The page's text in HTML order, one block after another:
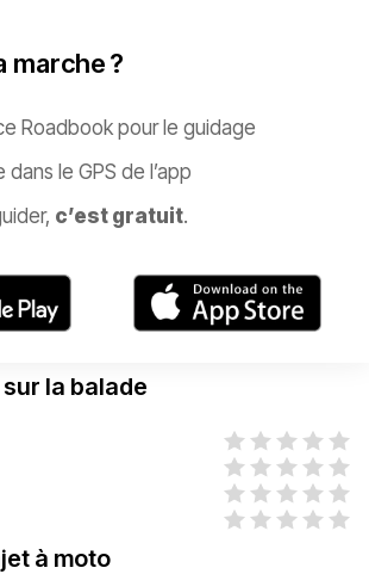
marche ?
Roadbook pour le guidage
le GPS de l’app
c’est gratuit.
la balade
à moto